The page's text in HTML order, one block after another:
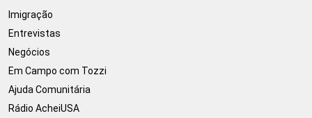
Imigração
Entrevistas
Negócios
Em Campo com Tozzi
Ajuda Comunitária
Rádio AcheiUSA